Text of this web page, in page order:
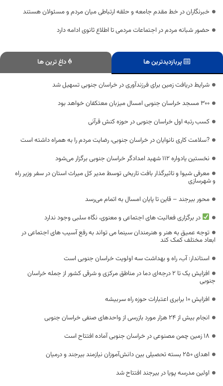
خبرنگاران در خط مقدم جامعه و حلقه ارتباطی میان مردم و مسئولان هستند
حضور شبانه مردم در اجتماعات مردمی تا اطلاع ثانوی ادامه دارد
پربازدیدترین ها داغ ترین ها
شرایط دریافت زمین برای فرزندآوری در خراسان جنوبی تسهیل شد
۳۰۰ مسجد خراسان جنوبی امسال میزبان معتکفان خواهد بود
کسب رتبه اول خراسان جنوبی در حوزه کنش قرآنی
?سلامت کاری نانوایان در خراسان جنوبی، رضایت مردم را به همراه داشته است
نخستین یادواره ۱۱۲ شهید امدادگر خراسان جنوبی برگزار می‌شود
معرفی شیوا و تاثیرگذار بافت تاریخی توسط مدیر کل میراث استان در سفر وزیر راه
و شهرسازی
محور بیرجند – قاین تا پایان امسال به اتمام می‌رسد
در برگزاری فعالیت های اجتماعی و معنوی، نگاه سلبی وجود ندارد
توجه عمیق به هنر و هنرمندان سینما می تواند به رفع آسیب های اجتماعی در
ابعاد مختلف کمک کند
استاندار: آب، راه و بهداشت سه اولویت خراسان جنوبی است
افزایش یک تا ۲ درجه‌ای دما در مناطق مرکزی و شرقی کشور از جمله خراسان
جنوبی
افزایش ۱۰ برابری اعتبارات حوزه راه سربیشه
انجام بیش از 24 هزار مورد بازرسی از واحدهای صنفی خراسان جنوبی
۱۸ زمین چمن مصنوعی در خراسان جنوبی آماده افتتاح است
اهدای ۲۵۰ بسته تحصیلی بین دانش‌آموزان نیازمند بیرجند و درمیان
اولین مدرسه پویا در بیرجند افتتاح شد